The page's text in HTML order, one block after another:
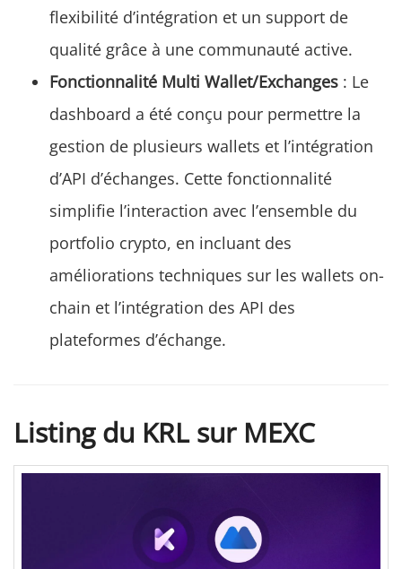
flexibilité d’intégration et un support de
qualité grâce à une communauté active.
Fonctionnalité Multi Wallet/Exchanges : Le
dashboard a été conçu pour permettre la
gestion de plusieurs wallets et l’intégration
d’API d’échanges. Cette fonctionnalité
simplifie l’interaction avec l’ensemble du
portfolio crypto, en incluant des
améliorations techniques sur les wallets on-
chain et l’intégration des API des
plateformes d’échange.
Listing du KRL sur MEXC